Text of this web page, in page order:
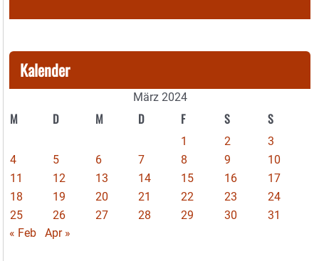
Kalender
März 2024
M D M D F S S
1 2
3
4
5 6 7 8 9
10
11
12 13 14 15 16
17
18
19 20 21 22 23
24
25
26 27 28 29 30
31
« Feb
Apr »